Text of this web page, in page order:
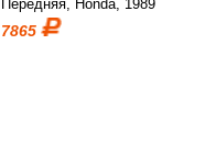
Передняя, Honda, 1989
7865